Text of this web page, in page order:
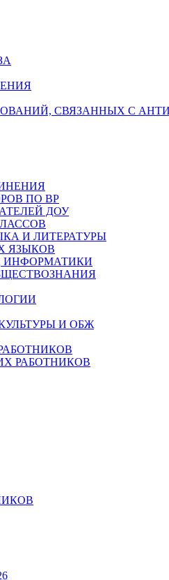
СВЯЗАННЫХ С
ПО ВР
ДОУ
И ЛИТЕРАТУРЫ
ЯЗЫКОВ
ИНФОРМАТИКИ
И ОБЖ
РАБОТНИКОВ